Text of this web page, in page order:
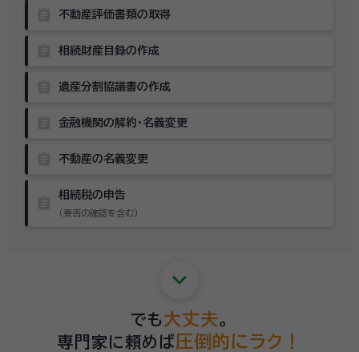
不動産評価書類の取得
相続財産目録の作成
遺産分割協議書の作成
金融機関の解約・名義変更
不動産の名義変更
相続税の申告
（要否の確認を含む）
keyboard_arrow_down
でも 大丈夫。
専門家に頼めば圧倒的にラク！